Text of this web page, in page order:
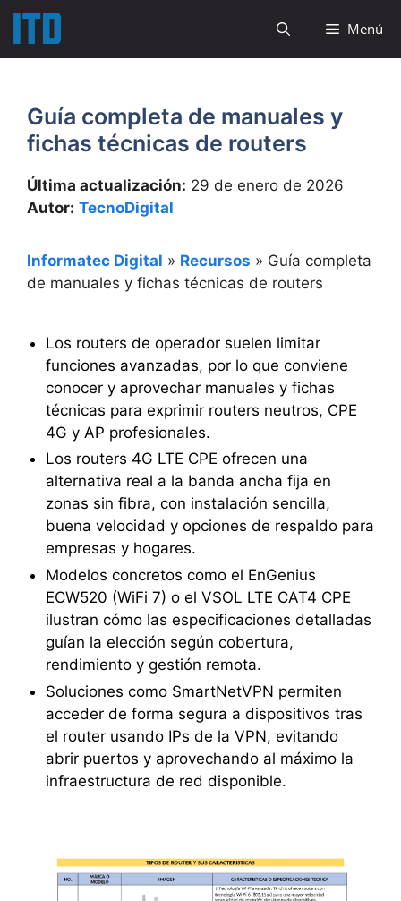
Saltar
contenido
Menú
Guía completa de manuales y
fichas técnicas de routers
Última actualización: 29 de enero de 2026
Autor: TecnoDigital
Informatec Digital » Recursos » Guía completa
de manuales y fichas técnicas de routers
Los routers de operador suelen limitar
funciones avanzadas, por lo que conviene
conocer y aprovechar manuales y fichas
técnicas para exprimir routers neutros, CPE
4G y AP profesionales.
Los routers 4G LTE CPE ofrecen una
alternativa real a la banda ancha fija en
zonas sin fibra, con instalación sencilla,
buena velocidad y opciones de respaldo para
empresas y hogares.
Modelos concretos como el EnGenius
ECW520 (WiFi 7) o el VSOL LTE CAT4 CPE
ilustran cómo las especificaciones detalladas
guían la elección según cobertura,
rendimiento y gestión remota.
Soluciones como SmartNetVPN permiten
acceder de forma segura a dispositivos tras
el router usando IPs de la VPN, evitando
abrir puertos y aprovechando al máximo la
infraestructura de red disponible.